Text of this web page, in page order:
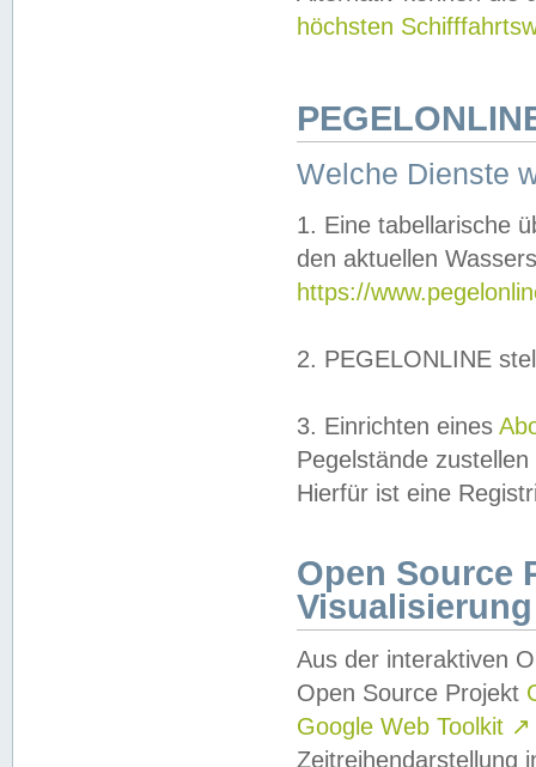
höchsten
Welche Dienste
1. Eine tabellarische
den aktuellen
https://
2. PEGELONLINE
3. Einrichten eines
Pegelstände
Hierfür ist eine
Open Source
Visualisierung
Aus der interaktiven
Open Source Projekt
Google Web Toolkit ↗
Zeitreihendarstellung